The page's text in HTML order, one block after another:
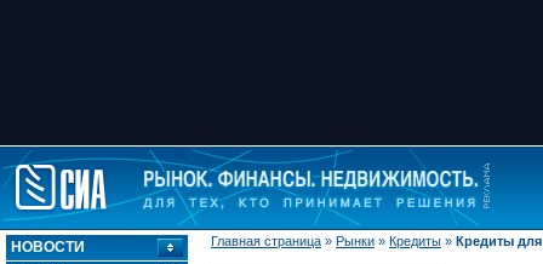
Главная страница » Рынки » Кредиты » Кредиты для
НОВОСТИ